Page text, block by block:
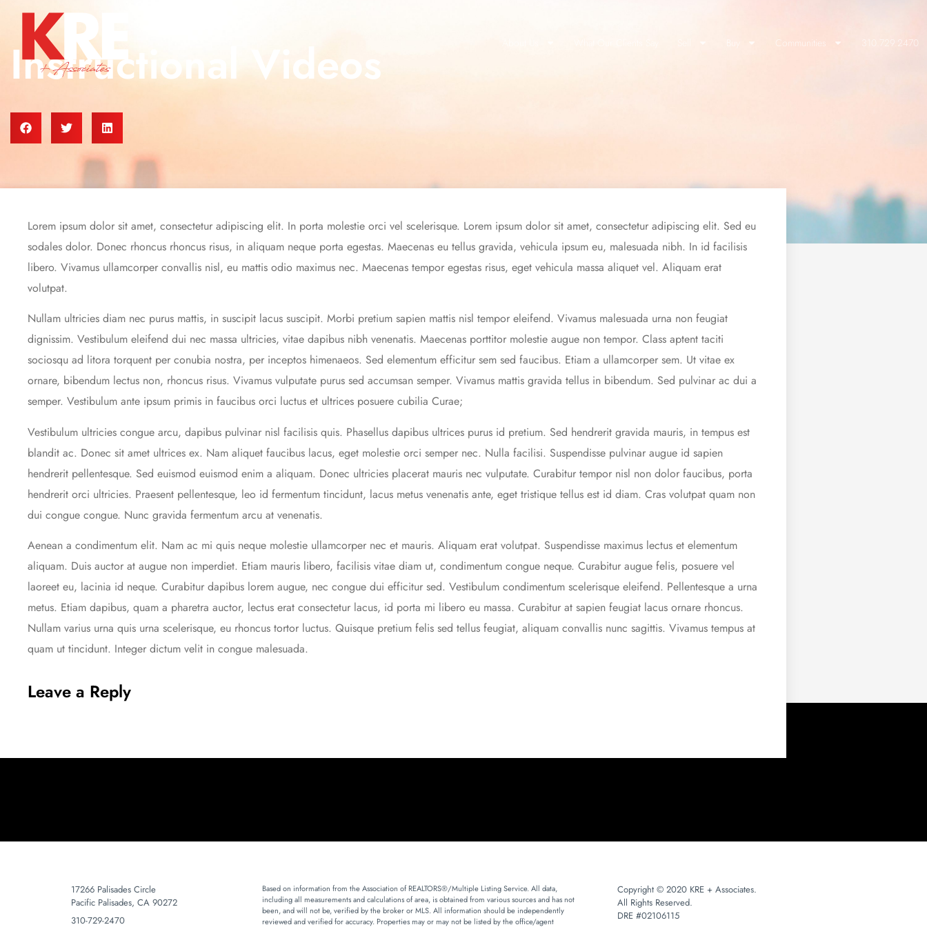
Communities 310.729.2470
Instructional Videos
Lorem ipsum dolor sit amet, consectetur adipiscing elit. In porta molestie orci vel scelerisque. Lorem ipsum dolor sit amet, consectetur adipiscing elit. Sed eu
sodales dolor. Donec rhoncus rhoncus risus, in aliquam neque porta egestas. Maecenas eu tellus gravida, vehicula ipsum eu, malesuada nibh. In id facilisis
libero. Vivamus ullamcorper convallis nisl, eu mattis odio maximus nec. Maecenas tempor egestas risus, eget vehicula massa aliquet vel. Aliquam erat
volutpat.
Nullam ultricies diam nec purus mattis, in suscipit lacus suscipit. Morbi pretium sapien mattis nisl tempor eleifend. Vivamus malesuada urna non feugiat
dignissim. Vestibulum eleifend dui nec massa ultricies, vitae dapibus nibh venenatis. Maecenas porttitor molestie augue non tempor. Class aptent taciti
sociosqu ad litora torquent per conubia nostra, per inceptos himenaeos. Sed elementum efficitur sem sed faucibus. Etiam a ullamcorper sem. Ut vitae ex
ornare, bibendum lectus non, rhoncus risus. Vivamus vulputate purus sed accumsan semper. Vivamus mattis gravida tellus in bibendum. Sed pulvinar ac dui a
semper. Vestibulum ante ipsum primis in faucibus orci luctus et ultrices posuere cubilia Curae;
Vestibulum ultricies congue arcu, dapibus pulvinar nisl facilisis quis. Phasellus dapibus ultrices purus id pretium. Sed hendrerit gravida mauris, in tempus est
blandit ac. Donec sit amet ultrices ex. Nam aliquet faucibus lacus, eget molestie orci semper nec. Nulla facilisi. Suspendisse pulvinar augue id sapien
hendrerit pellentesque. Sed euismod euismod enim a aliquam. Donec ultricies placerat mauris nec vulputate. Curabitur tempor nisl non dolor faucibus, porta
hendrerit orci ultricies. Praesent pellentesque, leo id fermentum tincidunt, lacus metus venenatis ante, eget tristique tellus est id diam. Cras volutpat quam non
dui congue congue. Nunc gravida fermentum arcu at venenatis.
Aenean a condimentum elit. Nam ac mi quis neque molestie ullamcorper nec et mauris. Aliquam erat volutpat. Suspendisse maximus lectus et elementum
aliquam. Duis auctor at augue non imperdiet. Etiam mauris libero, facilisis vitae diam ut, condimentum congue neque. Curabitur augue felis, posuere vel
laoreet eu, lacinia id neque. Curabitur dapibus lorem augue, nec congue dui efficitur sed. Vestibulum condimentum scelerisque eleifend. Pellentesque a urna
metus. Etiam dapibus, quam a pharetra auctor, lectus erat consectetur lacus, id porta mi libero eu massa. Curabitur at sapien feugiat lacus ornare rhoncus.
Nullam varius urna quis urna scelerisque, eu rhoncus tortor luctus. Quisque pretium felis sed tellus feugiat, aliquam convallis nunc sagittis. Vivamus tempus at
quam ut tincidunt. Integer dictum velit in congue malesuada.
Leave a Reply
17266 Palisades Circle
Pacific Palisades, CA 90272
310-729-2470
Based on information from the Association of REALTORS®/Multiple Listing Service. All data,
including all measurements and calculations of area, is obtained from various sources and has not
been, and will not be, verified by the broker or MLS. All information should be independently
reviewed and verified for accuracy. Properties may or may not be listed by the office/agent
Copyright © 2020 KRE + Associates.
All Rights Reserved.
DRE #02106115